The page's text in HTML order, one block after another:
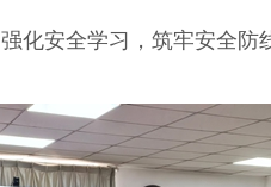
强化安全学习，筑牢安全防